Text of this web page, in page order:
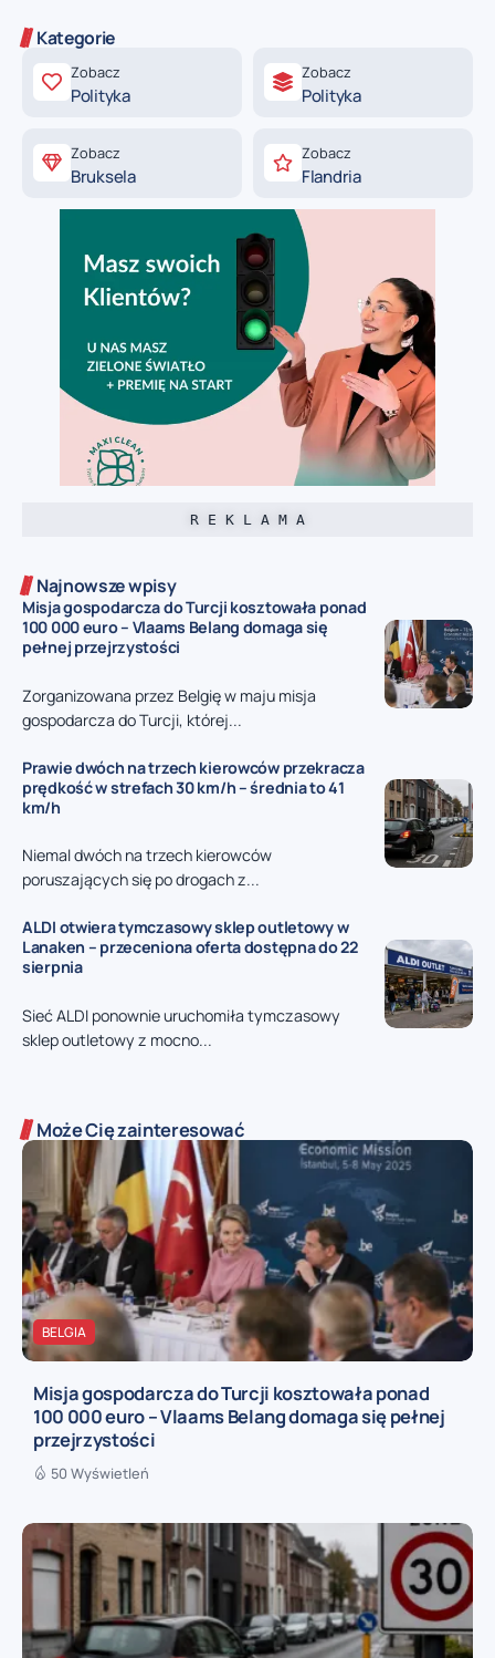
Kategorie
Zobacz
Polityka
Zobacz
Polityka
Zobacz
Bruksela
Zobacz
Flandria
R E K L A M A
Najnowsze wpisy
Misja gospodarcza do Turcji kosztowała ponad
100 000 euro – Vlaams Belang domaga się
pełnej przejrzystości
Zorganizowana przez Belgię w maju misja
gospodarcza do Turcji, której...
Prawie dwóch na trzech kierowców przekracza
prędkość w strefach 30 km/h – średnia to 41
km/h
Niemal dwóch na trzech kierowców
poruszających się po drogach z...
ALDI otwiera tymczasowy sklep outletowy w
Lanaken – przeceniona oferta dostępna do 22
sierpnia
Sieć ALDI ponownie uruchomiła tymczasowy
sklep outletowy z mocno...
Może Cię zainteresować
BELGIA
Misja gospodarcza do Turcji kosztowała ponad
100 000 euro – Vlaams Belang domaga się pełnej
przejrzystości
50 Wyświetleń